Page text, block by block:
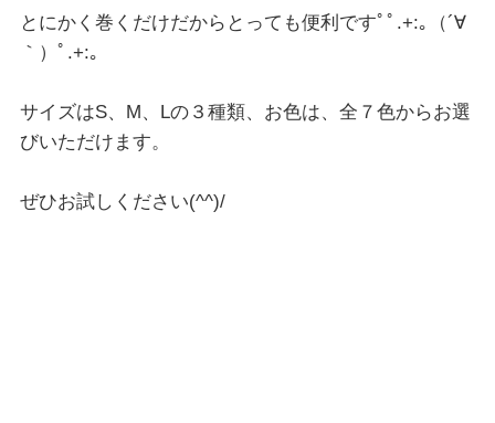
とにかく巻くだけだからとっても便利ですﾟﾟ.+:｡（´∀
｀）ﾟ.+:｡
サイズはS、M、Lの３種類、お色は、全７色からお選
びいただけます。
ぜひお試しください(^^)/